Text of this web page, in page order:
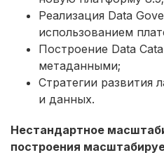
Реализация Data
использованием
Построение Data
метаданными;
Стратегии развития
и данных.
Нестандартное
построения